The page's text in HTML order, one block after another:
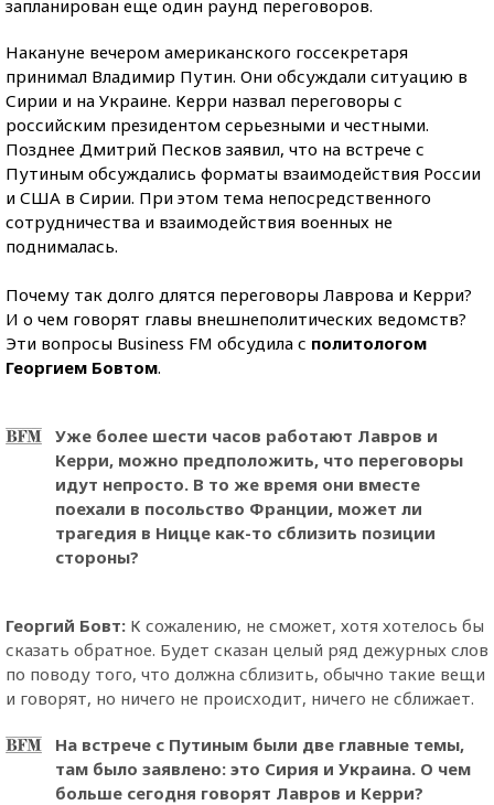
запланирован еще один раунд переговоров.
Накануне вечером американского госсекретаря
принимал Владимир Путин. Они обсуждали ситуацию в
Сирии и на Украине. Керри назвал переговоры с
российским президентом серьезными и честными.
Позднее Дмитрий Песков заявил, что на встрече с
Путиным обсуждались форматы взаимодействия России
и США в Сирии. При этом тема непосредственного
сотрудничества и взаимодействия военных не
поднималась.
Почему так долго длятся переговоры Лаврова и Керри?
И о чем говорят главы внешнеполитических ведомств?
Эти вопросы Business FM обсудила с политологом
Георгием Бовтом.
Уже более шести часов работают Лавров и
Керри, можно предположить, что переговоры
идут непросто. В то же время они вместе
поехали в посольство Франции, может ли
трагедия в Ницце как-то сблизить позиции
стороны?
Георгий Бовт: К сожалению, не сможет, хотя хотелось бы
сказать обратное. Будет сказан целый ряд дежурных слов
по поводу того, что должна сблизить, обычно такие вещи
и говорят, но ничего не происходит, ничего не сближает.
На встрече с Путиным были две главные темы,
там было заявлено: это Сирия и Украина. О чем
больше сегодня говорят Лавров и Керри?